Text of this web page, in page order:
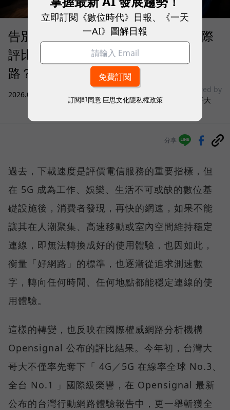
告別「極速迷思」！Opensignal 國際
評比揭密：什麼才是 5G 時代的好網
路？
2026.08.03 3C生活
sponsored by
台灣大哥大
分享
過去，下載速度是評價電信服務的重要指標，但
在 5G 成為工作、娛樂、生活不可或缺的數位基
礎設施後，消費者發現，再快的網速，如果不能
讓其在人潮聚集、高速移動或室內空間維持穩定
連線，即無法轉換成好的使用體驗，也因如此，
衡量「好網路」的標準，也逐漸從追求測速數
字，轉向任何時間、任何地點都能穩定連線的使
用體驗。
這樣的轉變，也反映在國際權威網路分析機構
Opensignal 公布的評比結果。今年初，台灣大
哥大不僅率先奪下「 4G／5G 在線率全球 No.3、
全台 No.1 」國際級榮譽，在 Opensignal 最新
公布的台灣行動網路體驗報告中，更一舉斬獲全
立即訂閱《數位時代》日報、《一天
一AI》圖解日報
訂閱即同意 巨思文化隱私權政策